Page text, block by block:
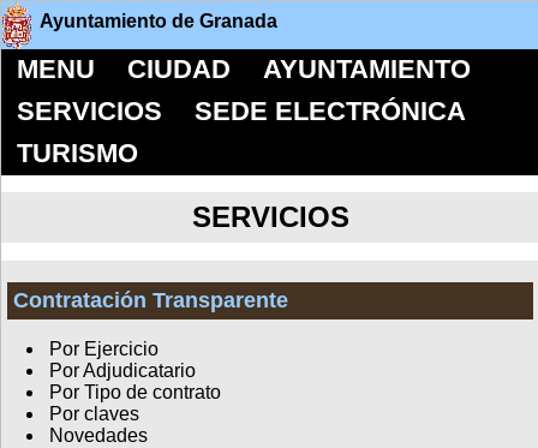
Ayuntamiento de Granada
MENU CIUDAD
AYUNTAMIENTO
SERVICIOS
SEDE ELECTRÓNICA
TURISMO
SERVICIOS
Contratación Transparente
Por Ejercicio
Por Adjudicatario
Por Tipo de contrato
Por claves
Novedades